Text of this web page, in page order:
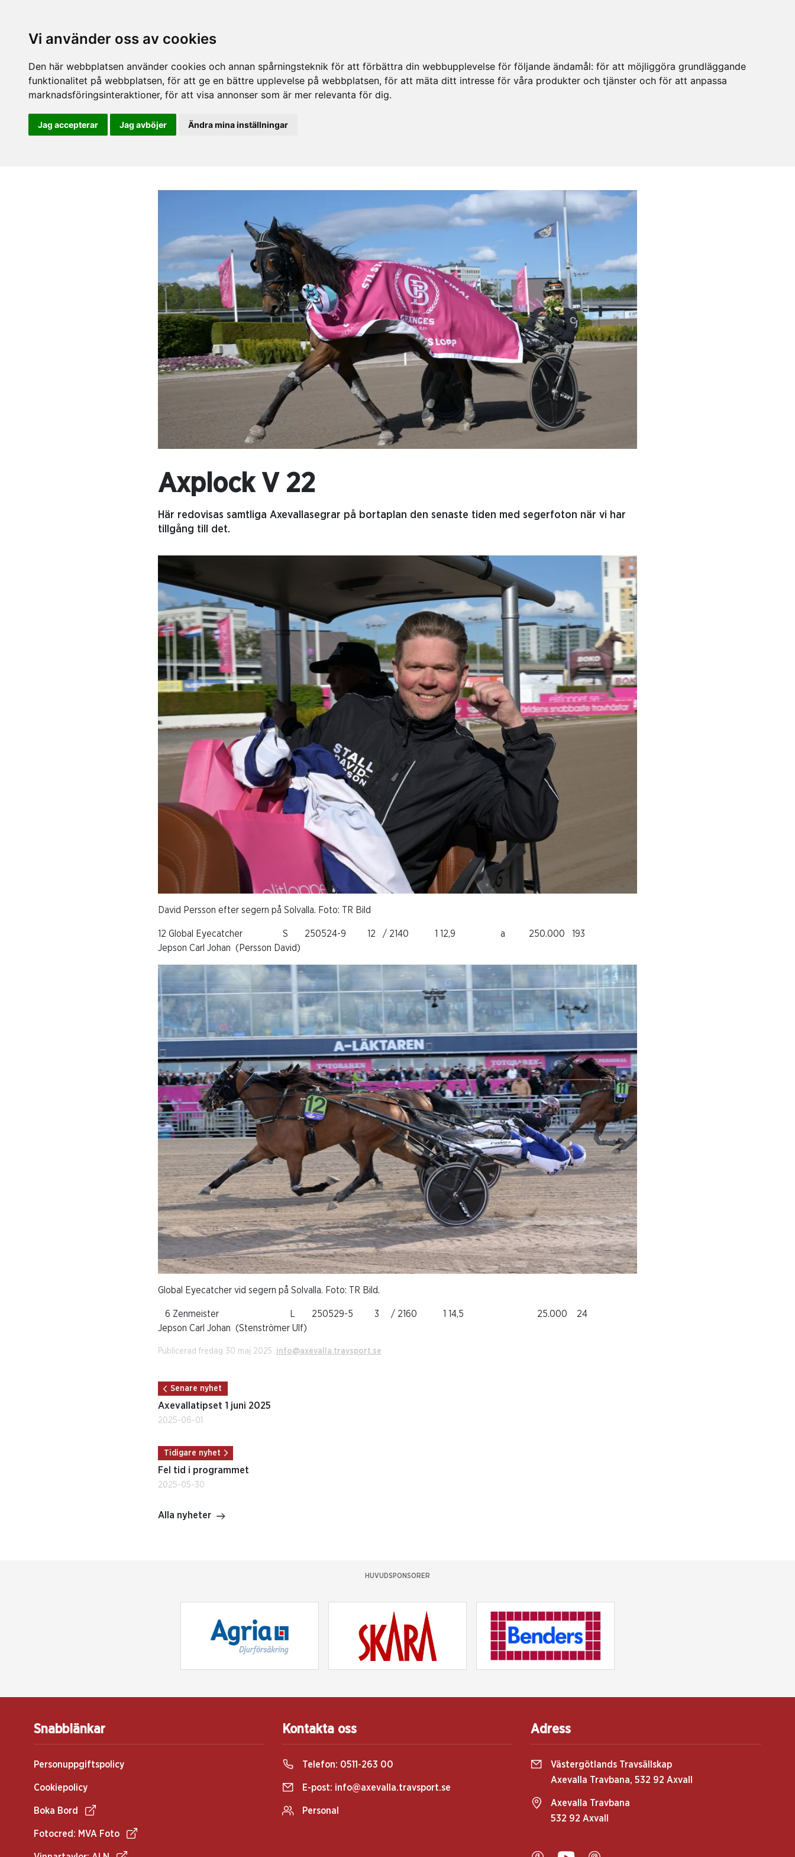
Vi använder oss av cookies
Den här webbplatsen använder cookies och annan spårningsteknik för att förbättra din webbupplevelse för följande ändamål: för att möjliggöra grundläggande
funktionalitet på webbplatsen, för att ge en bättre upplevelse på webbplatsen, för att mäta ditt intresse för våra produkter och tjänster och för att anpassa
marknadsföringsinteraktioner, för att visa annonser som är mer relevanta för dig.
Jag accepterar Jag avböjer Ändra mina inställningar
Axplock V 22
Här redovisas samtliga Axevallasegrar på bortaplan den senaste tiden med segerfoton när vi har
tillgång till det.
David Persson efter segern på Solvalla. Foto: TR Bild
12 Global Eyecatcher S 250524-9 12 / 2140 1 12,9 a 250.000 193
Jepson Carl Johan (Persson David)
Global Eyecatcher vid segern på Solvalla. Foto: TR Bild.
6 Zenmeister L 250529-5 3 / 2160 1 14,5 25.000 24
Jepson Carl Johan (Stenströmer Ulf)
Publicerad fredag 30 maj 2025. info@axevalla.travsport.se
Senare nyhet
Axevallatipset 1 juni 2025
2025-06-01
Tidigare nyhet
Fel tid i programmet
2025-05-30
Alla nyheter
HUVUDSPONSORER
Snabblänkar
Personuppgiftspolicy
Cookiepolicy
Boka Bord
Fotocred: MVA Foto
Kontakta oss
Telefon: 0511-263 00
E-post: info@axevalla.travsport.se
Personal
Adress
Västergötlands Travsällskap
Axevalla Travbana, 532 92 Axvall
Axevalla Travbana
532 92 Axvall